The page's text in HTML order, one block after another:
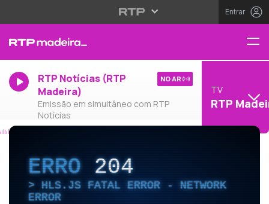
Entrar
RTP Notícias (RTP
Madeira)
Emissão em simultâneo com RTP
Notícias
NO AR
TV
RTP
ERRO204
HLS.JS FATAL ERROR - NETWORK
ERROR